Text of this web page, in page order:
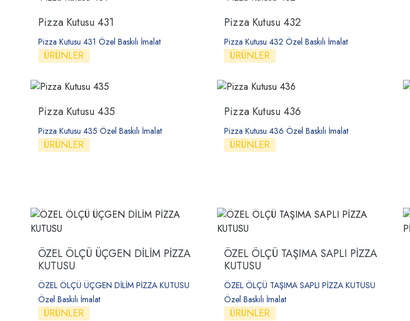
Pizza Kutusu 431
Pizza Kutusu 431 Özel Baskılı İmalat
ÜRÜNLER
Pizza Kutusu 432
Pizza Kutusu 432 Özel Baskılı İmalat
ÜRÜNLER
Pizza Kutusu 435
Pizza Kutusu 435 Özel Baskılı İmalat
ÜRÜNLER
Pizza Kutusu 436
Pizza Kutusu 436 Özel Baskılı İmalat
ÜRÜNLER
ÖZEL ÖLÇÜ ÜÇGEN DİLİM PİZZA
KUTUSU
ÖZEL ÖLÇÜ ÜÇGEN DİLİM PİZZA KUTUSU
Özel Baskılı İmalat
ÜRÜNLER
ÖZEL ÖLÇÜ TAŞIMA SAPLI PİZZA
KUTUSU
ÖZEL ÖLÇÜ TAŞIMA SAPLI PİZZA KUTUSU
Özel Baskılı İmalat
ÜRÜNLER